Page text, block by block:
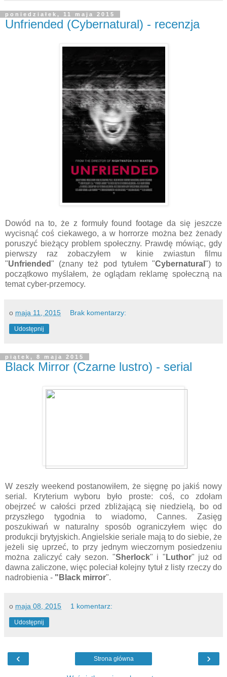
poniedziałek, 11 maja 2015
Unfriended (Cybernatural) - recenzja
Dowód na to, że z formuły found footage da się jeszcze
wycisnąć coś ciekawego, a w horrorze można bez żenady
poruszyć bieżący problem społeczny. Prawdę mówiąc, gdy
pierwszy raz zobaczyłem w kinie zwiastun filmu
"Unfriended" (znany też pod tytułem "Cybernatural ") to
początkowo myślałem, że oglądam reklamę społeczną na
temat cyber-przemocy.
o maja 11, 2015 Brak komentarzy:
Udostępnij
piątek, 8 maja 2015
Black Mirror (Czarne lustro) - serial
W zeszły weekend postanowiłem, że sięgnę po jakiś nowy
serial. Kryterium wyboru było proste: coś, co zdołam
obejrzeć w całości przed zbliżającą się niedzielą, bo od
przyszłego tygodnia to wiadomo, Cannes. Zasięg
poszukiwań w naturalny sposób ograniczyłem więc do
produkcji brytyjskich. Angielskie seriale mają to do siebie, że
jeżeli się uprzeć, to przy jednym wieczornym posiedzeniu
można zaliczyć cały sezon. "Sherlock" i " Luthor" już od
dawna zaliczone, więc poleciał kolejny tytuł z listy rzeczy do
nadrobienia - "Black mirror".
o maja 08, 2015 1 komentarz:
Udostępnij
‹ ›
Strona główna